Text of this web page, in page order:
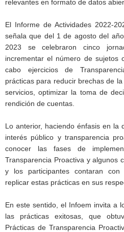
relevantes en formato de datos
El Informe de Actividades 2022-
señala que del 1 de agosto del
2023 se celebraron cinco
incrementar el número de sujetos
cabo ejercicios de
prácticas para reducir brechas de
servicios, optimizar la toma de
rendición de cuentas.
Lo anterior, haciendo énfasis en la
interés público y transparencia
conocer las fases de
Transparencia Proactiva y algunos
y los participantes contaran
replicar estas prácticas en sus
En este sentido, el Infoem invita a
las prácticas exitosas, que
Prácticas de Transparencia